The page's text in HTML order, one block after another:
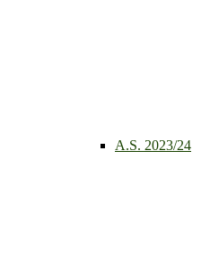
A.S. 2023/24